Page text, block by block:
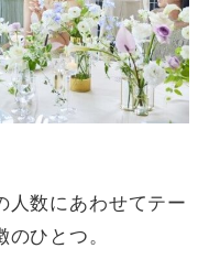
人数にあわせてテー
ひとつ。